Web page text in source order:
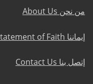
من نحن About Us
إيماننا Statement of Faith
إتصل بنا Contact Us